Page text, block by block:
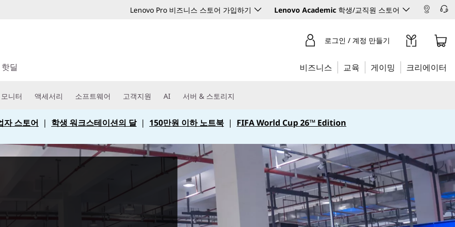
Lenovo Pro 비즈니스 스토어 가입하기 Lenovo Academic 학생/교직원 스토어
로그인 / 계정 만들기
핫딜 비즈니스 교육 게이밍 크리에이터
모니터 액세서리 소프트웨어 고객지원 AI 서버 & 스토리지
스토어 | 학생 워크스테이션의 달| 150만원 이하 노트북| FIFA World Cup 26™ Edition